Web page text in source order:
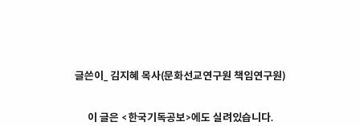
글쓴이_ 김지혜 목사(문화선교연구원 책임연구원)
이 글은 <한국기독공보>에도 실려있습니다.